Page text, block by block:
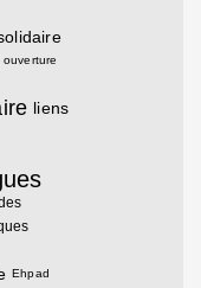
ouverture
liens
Ehpad